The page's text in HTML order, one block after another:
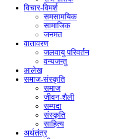
विचार-विमर्श
समसामयिक
सामाजिक
जनमत
वातावरण
जलवायु परिवर्तन
वन्यजन्तु
आलेख
समाज-संस्कृति
समाज
जीवन-शैली
सम्पदा
संस्कृति
साहित्य
अर्थतंत्र